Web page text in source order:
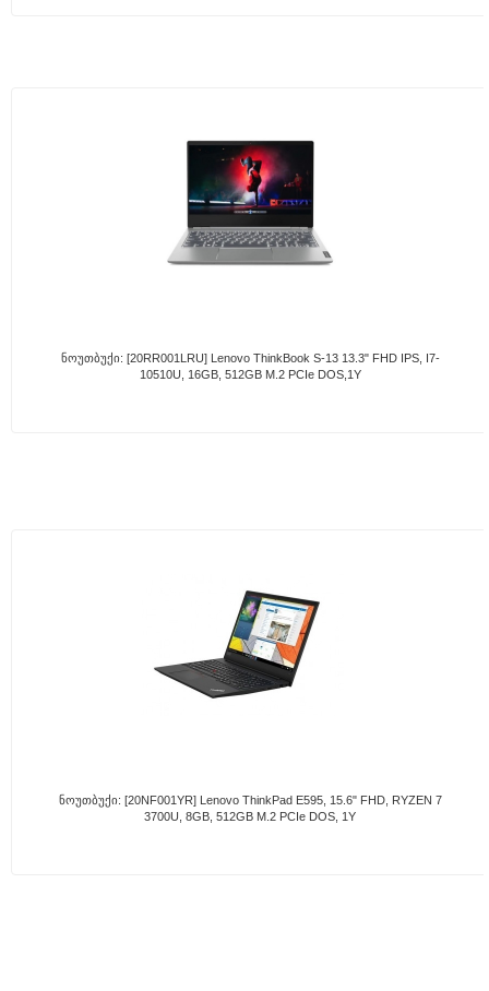
Ნოუთბუქი: [20RR001LRU] Lenovo ThinkBook S-13 13.3" FHD IPS, I7-
10510U, 16GB, 512GB M.2 PCIe DOS,1Y
Ნოუთბუქი: [20NF001YR] Lenovo ThinkPad E595, 15.6" FHD, RYZEN 7
3700U, 8GB, 512GB M.2 PCIe DOS, 1Y